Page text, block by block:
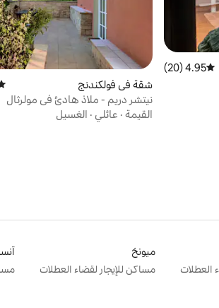
متوسط التقييم 4.95 من 5، 20 مراجعات
4.95 (20)
شقة في فولكندنج
نيتشر دريم - ملاذ هادئ في مولرثال
القيمة · عائلي · الغسيل
العطلات
ميونخ
مساكن للإيجار لقضاء العطلات